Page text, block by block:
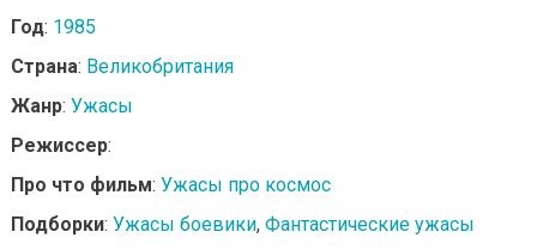
Год: 1985
Страна: Великобритания
Жанр: Ужасы
Режиссер:
Про что фильм: Ужасы про космос
Подборки: Ужасы боевики, Фантастические ужасы